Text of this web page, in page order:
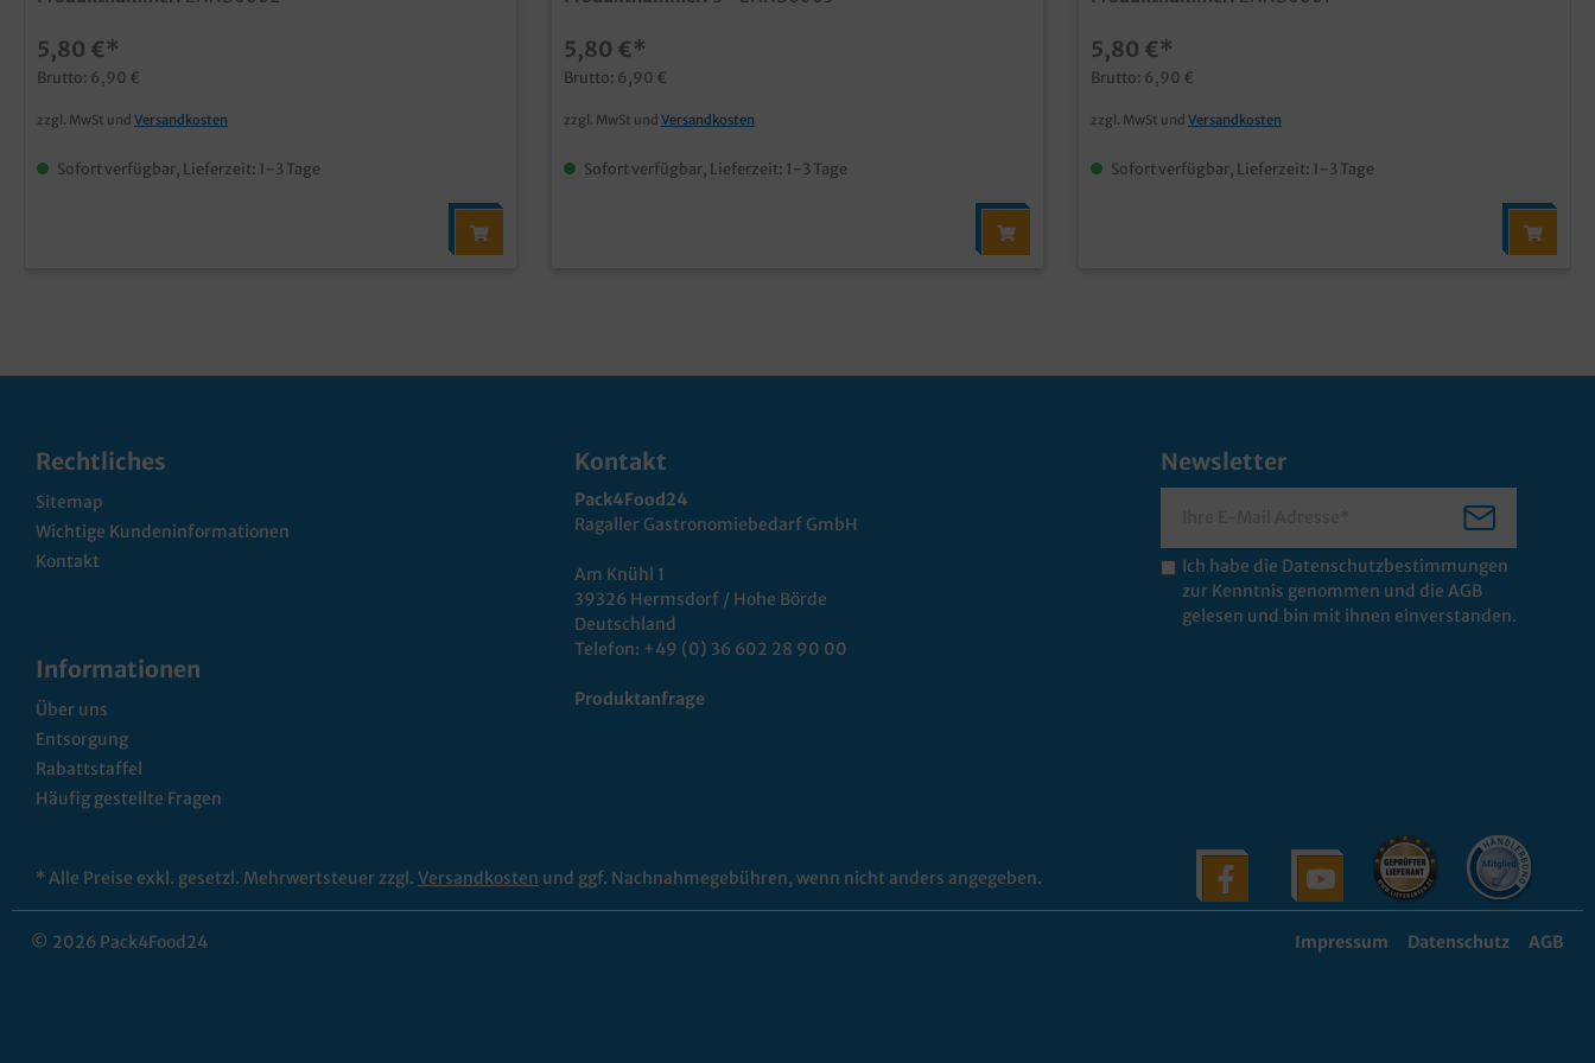
5,80 €*
Brutto: 6,90 €
zzgl. MwSt und Versandkosten
Sofort verfügbar, Lieferzeit: 1-3 Tage
5,80 €*
Brutto: 6,90 €
zzgl. MwSt und Versandkosten
Sofort verfügbar, Lieferzeit: 1-3 Tage
5,80 €*
Brutto: 6,90 €
zzgl. MwSt und Versandkosten
Sofort verfügbar, Lieferzeit: 1-3 Tage
Rechtliches
Sitemap
Wichtige Kundeninformationen
Kontakt
Informationen
Über uns
Entsorgung
Rabattstaffel
Häufig gestellte Fragen
Kontakt
Pack4Food24
Ragaller Gastronomiebedarf GmbH
Am Knühl 1
39326 Hermsdorf / Hohe Börde
Deutschland
Telefon: +49 (0) 36 602 28 90 00
Produktanfrage
Newsletter
Ich habe die Datenschutzbestimmungen
zur Kenntnis genommen und die AGB
gelesen und bin mit ihnen einverstanden.
* Alle Preise exkl. gesetzl. Mehrwertsteuer zzgl. Versandkosten und ggf. Nachnahmegebühren, wenn nicht anders angegeben.
© 2026 Pack4Food24 Impressum Datenschutz AGB